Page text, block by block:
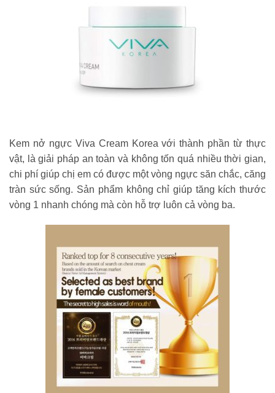
Kem nở ngực Viva Cream Korea với thành phần từ thực
vật, là giải pháp an toàn và không tốn quá nhiều thời gian,
chi phí giúp chị em có được một vòng ngực săn chắc, căng
tràn sức sống. Sản phẩm không chỉ giúp tăng kích thước
vòng 1 nhanh chóng mà còn hỗ trợ luôn cả vòng ba.